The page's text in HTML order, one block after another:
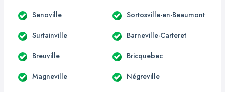
Senoville Sortosville-en-Beaumont
Surtainville Barneville-Carteret
Breuville Bricquebec
Magneville Négreville